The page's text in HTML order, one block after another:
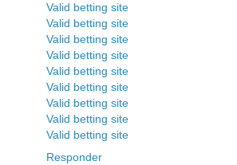
Valid betting site
Valid betting site
Valid betting site
Valid betting site
Valid betting site
Valid betting site
Valid betting site
Valid betting site
Valid betting site
Responder